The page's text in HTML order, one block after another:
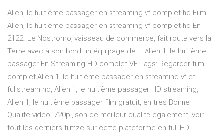
Alien, le huitième passager en streaming vf complet hd Film
Alien, le huitième passager en streaming vf complet hd En
2122. Le Nostromo, vaisseau de commerce, fait route vers la
Terre avec à son bord un équipage de … Alien 1, le huitième
passager En Streaming HD complet VF Tags: Regarder film
complet Alien 1, le huitième passager en streaming vf et
fullstream hd, Alien 1, le huitième passager HD streaming,
Alien 1, le huitième passager film gratuit, en tres Bonne
Qualite video [720p], son de meilleur qualite egalement, voir
tout les derniers filmze sur cette plateforme en full HD…